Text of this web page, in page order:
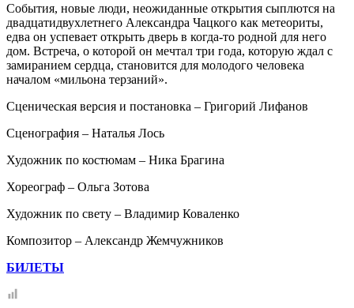
События, новые люди, неожиданные открытия сыплются на
двадцатидвухлетнего Александра Чацкого как метеориты,
едва он успевает открыть дверь в когда-то родной для него
дом. Встреча, о которой он мечтал три года, которую ждал с
замиранием сердца, становится для молодого человека
началом «мильона терзаний».
Сценическая версия и постановка – Григорий Лифанов
Сценография – Наталья Лось
Художник по костюмам – Ника Брагина
Хореограф – Ольга Зотова
Художник по свету – Владимир Коваленко
Композитор – Александр Жемчужников
БИЛЕТЫ